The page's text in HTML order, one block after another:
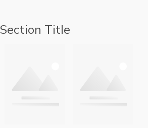
Section Title